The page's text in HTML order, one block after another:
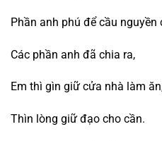
Phần anh phú để cầu nguyền
Các phần anh đã chia ra,
Em thì gìn giữ cửa nhà làm
Thìn lòng giữ đạo cho cần.